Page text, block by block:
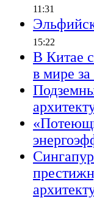
11:31
15:22
В Китае
в мире